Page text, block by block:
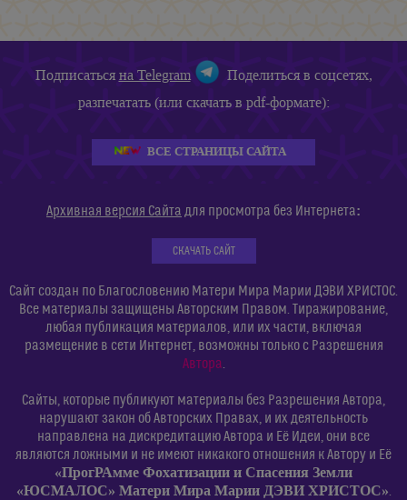
Подписатьсяна Telegram
Поделиться в соцсетях,
разпечатать (или скачать в pdf-формате):
ВСЕ СТРАНИЦЫ САЙТА
Архивная версия Сайта для просмотра без Интернета:
СКАЧАТЬ САЙТ
Сайт создан по Благословению Матери Мира Марии ДЭВИ ХРИСТОС.
Все материалы защищены Авторским Правом. Тиражирование,
любая публикация материалов, или их части, включая
размещение в сети Интернет, возможны только с Разрешения
Автора.
Сайты, которые публикуют материалы без Разрешения Автора,
нарушают закон об Авторских Правах, и их деятельность
направлена на дискредитацию Автора и Её Идеи, они все
являются ложными и не имеют никакого отношения к Автору и Её
«ПрогРАмме Фохатизации и Спасения Земли
«ЮСМАЛОС» Матери Мира Марии ДЭВИ ХРИСТОС».